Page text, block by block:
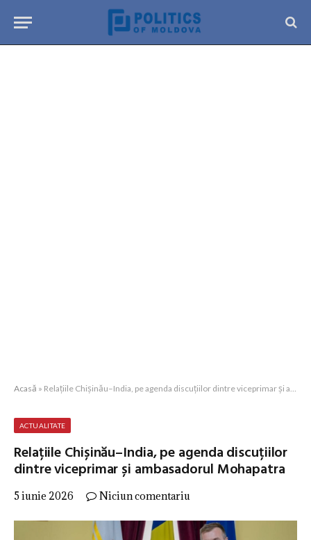
Acasă » Relațiile Chișinău–India, pe agenda discuțiilor dintre viceprimar și ambasadorul Mohapatra
ACTUALITATE
Relațiile Chișinău–India, pe agenda discuțiilor
dintre viceprimar și ambasadorul Mohapatra
5 iunie 2026 Niciun comentariu